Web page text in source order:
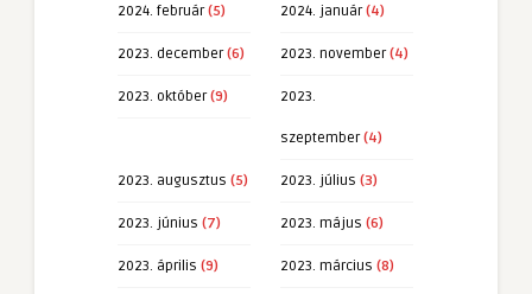
2024. február(5) 2024. január(4)
2023. december(6) 2023. november(4)
2023. október(9) 2023.
szeptember(4)
2023. augusztus (5) 2023. július (3)
2023. június (7) 2023. május (6)
2023. április (9) 2023. március (8)